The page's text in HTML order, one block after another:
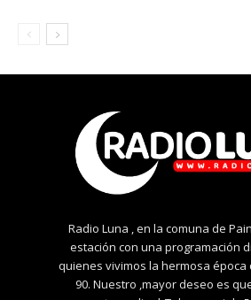
Radio Luna , en la comuna de
estación con una programación
quienes vivimos la hermosa época
90. Nuestro ,mayor deseo es